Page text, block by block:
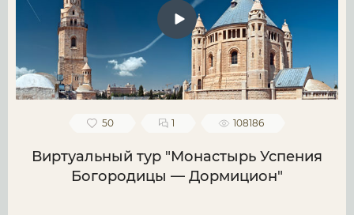
50 1 108186
Виртуальный тур "Монастырь Успения
Богородицы — Дормицион"